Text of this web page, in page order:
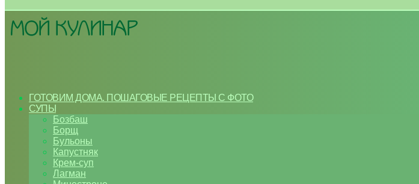
ГОТОВИМ ДОМА. ПОШАГОВЫЕ РЕЦЕПТЫ С ФОТО
СУПЫ
Бозбаш
Борщ
Бульоны
Капустняк
Крем-суп
Лагман